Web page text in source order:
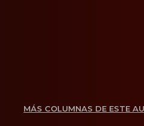
MÁS COLUMNAS DE ESTE